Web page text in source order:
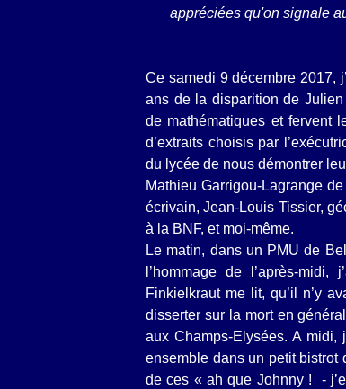
appréciées qu'on signale
Ce samedi 9 décembre 2017,
ans de la disparition de
de mathématiques et fervent
d’extraits choisis par
du lycée de nous démontrer
Mathieu Garrigou-Lagrange
écrivain, Jean-Louis Tissier,
à la BNF, et moi-même.
Le matin, dans un PMU de
l’hommage de l’après-
Finkielkraut me lit, qu’il n’y
disserter sur la mort en
aux Champs-Elysées. A midi,
ensemble dans un petit bistrot
de ces « ah que Johnny ! -